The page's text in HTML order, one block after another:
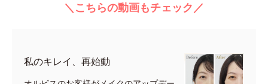
＼こちらの動画もチェック／
私のキレイ、再始動